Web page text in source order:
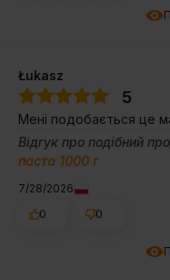
Łukasz
5
Мені подобається це
Відгук про подібний
паста 1000 г
7/28/2026
0
0